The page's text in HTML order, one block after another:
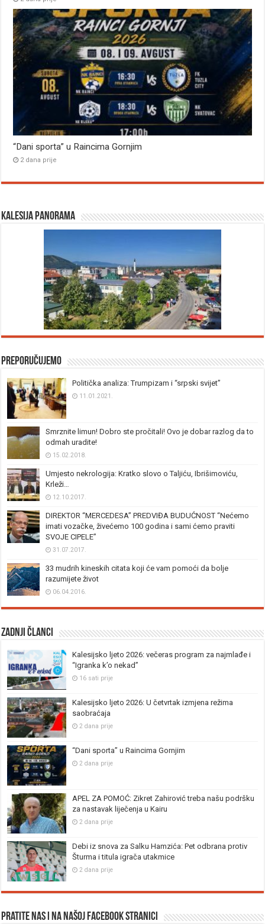
“Dani sporta” u Raincima Gornjim
2 dana prije
Kalesija panorama
Preporučujemo
Politička analiza: Trumpizam i “srpski svijet”
11.01.2021.
Smrznite limun! Dobro ste pročitali! Ovo je dobar razlog da to
odmah uradite!
15.02.2018.
Umjesto nekrologija: Kratko slovo o Taljiću, Ibrišimoviću,
Krleži…
12.10.2017.
DIREKTOR “MERCEDESA” PREDVIĐA BUDUĆNOST “Nećemo
imati vozačke, živećemo 100 godina i sami ćemo praviti
SVOJE CIPELE”
31.07.2017.
33 mudrih kineskih citata koji će vam pomoći da bolje
razumijete život
06.04.2016.
Zadnji članci
Kalesijsko ljeto 2026: večeras program za najmlađe i
“Igranka k’o nekad”
16 sati prije
Kalesijsko ljeto 2026: U četvrtak izmjena režima
saobraćaja
2 dana prije
“Dani sporta” u Raincima Gornjim
2 dana prije
APEL ZA POMOĆ: Zikret Zahirović treba našu podršku
za nastavak liječenja u Kairu
2 dana prije
Debi iz snova za Salku Hamzića: Pet odbrana protiv
Šturma i titula igrača utakmice
2 dana prije
Pratite nas i na našoj facebook stranici